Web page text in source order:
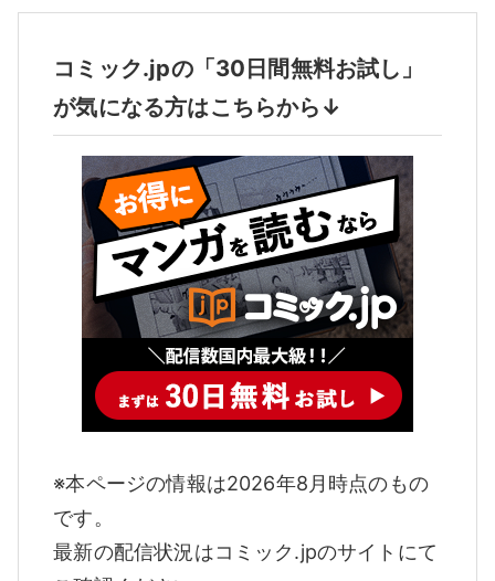
コミック.jpの「30日間無料お試し」
が気になる方はこちらから↓
※本ページの情報は2026年8月時点のもの
です。
最新の配信状況はコミック.jpのサイトにて